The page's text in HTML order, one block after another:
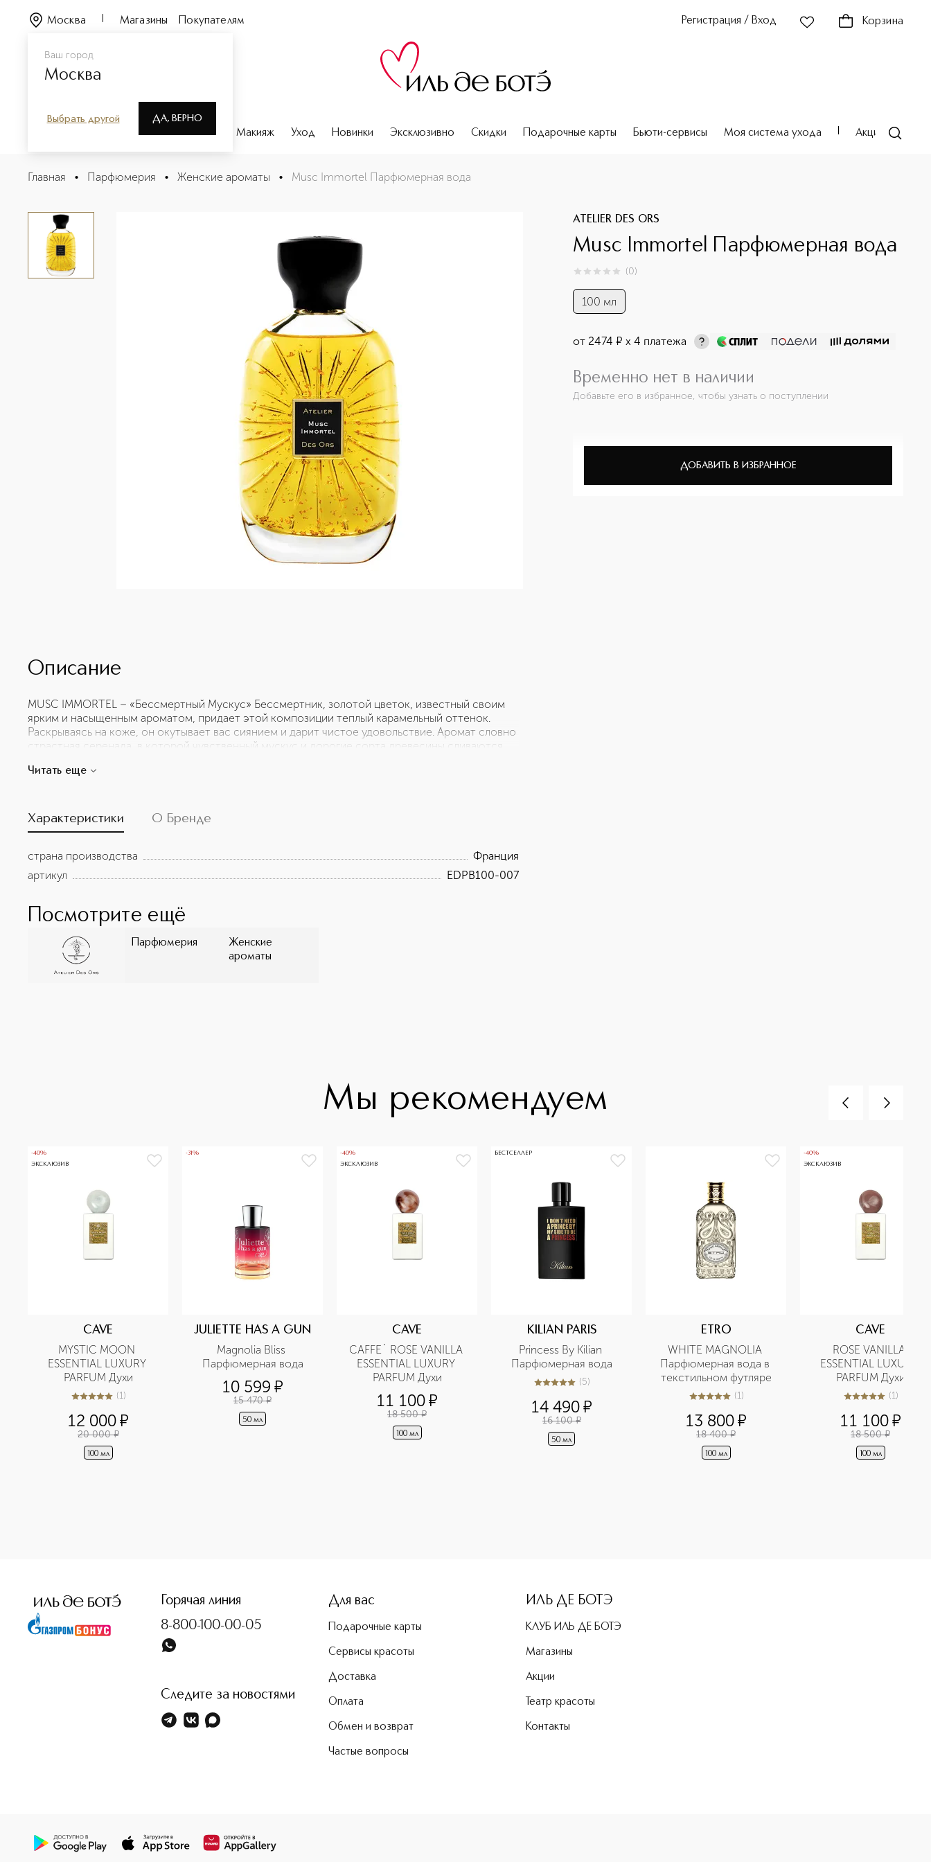
Ваш город
Москва
Выбрать другой ДА, ВЕРНО
Москва Магазины Покупателям Регистрация / Вход Корзина
Парфюмерия Макияж Уход Новинки Эксклюзивно Скидки Подарочные карты Бьюти-сервисы Моя система ухода Акции
Musc Immortel Парфюмерная вода
Главная • Парфюмерия • Женские ароматы • Musc Immortel Парфюмерная вода
ATELIER DES ORS
Musc Immortel Парфюмерная вода
0из 0 (0)
100 мл
от 2474 ¤ х 4 платежа
Временно нет в наличии
Добавьте его в избранное, чтобы узнать о поступлении
ДОБАВИТЬ В ИЗБРАННОЕ
Описание
MUSC IMMORTEL – «Бессмертный Мускус» Бессмертник, золотой цветок, известный своим
ярким и насыщенным ароматом, придает этой композиции теплый карамельный оттенок.
Раскрываясь на коже, он окутывает вас сиянием и дарит чистое удовольствие. Аромат словно
страстная серенада, в которой чувственный мускус и дорогие сорта древесины сливаются
приятные воспоминания. Притягательный, проникновенный и изысканный аромат Musc
Базовые ноты: амбретта, мускус, бессмертник
Читать еще
Характеристики О Бренде
страна производства
Франция
артикул
EDPB100-007
Посмотрите ещё
Парфюмерия
Женские
ароматы
Мы рекомендуем
-40%
ЭКСКЛЮЗИВ
CAVE
MYSTIC MOON
ESSENTIAL LUXURY
PARFUM Духи
5из 51 (1)
12 000¤
20 000 ¤
100 мл
-31%
JULIETTE HAS A GUN
Magnolia Bliss
Парфюмерная вода
10 599 ¤
15 470 ¤
50 мл
-40%
ЭКСКЛЮЗИВ
CAVE
CAFFE` ROSE VANILLA
ESSENTIAL LUXURY
PARFUM Духи
11 100¤
18 500 ¤
100 мл
БЕСТСЕЛЛЕР
KILIAN PARIS
Princess By Kilian
Парфюмерная вода
5из 55 (5)
14 490¤
16 100 ¤
50 мл
ETRO
WHITE MAGNOLIA
Парфюмерная вода в
текстильном футляре
5из 51 (1)
13 800¤
18 400 ¤
100 мл
-40%
ЭКСКЛЮЗИВ
CAVE
ROSE VANILLA
ESSENTIAL LUXURY
PARFUM Духи
5из 51 (1)
11 100¤
18 500 ¤
100 мл
Горячая линия
8-800-100-00-05
Следите за новостями
Для вас
Подарочные карты
Сервисы красоты
Доставка
Оплата
Обмен и возврат
Частые вопросы
ИЛЬ ДЕ БОТЭ
КЛУБ ИЛЬ ДЕ БОТЭ
Магазины
Акции
Театр красоты
Контакты